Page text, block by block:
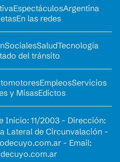
EspectáculosArgentina
En las redes
SocialesSaludTecnología
del tránsito
EmpleosServicios
y MisasEdictos
Inicio: 11/2003 - Dirección:
Lateral de Circunvalación -
- Email: